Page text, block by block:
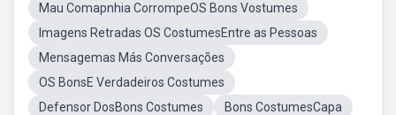
Mau Comapnhia CorrompeOS Bons Vostumes
Imagens Retradas OS CostumesEntre as Pessoas
Mensagemas Más Conversações
OS BonsE Verdadeiros Costumes
Defensor DosBons Costumes
Bons CostumesCapa